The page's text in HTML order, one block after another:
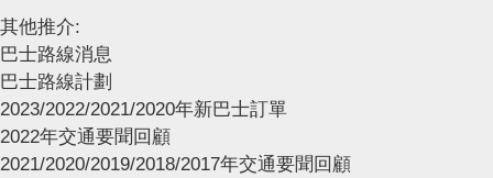
其他推介:
巴士路線消息
巴士路線計劃
2023/2022/2021/2020年新巴士訂單
2022年交通要聞回顧
2021/2020/2019/2018/2017年交通要聞回顧